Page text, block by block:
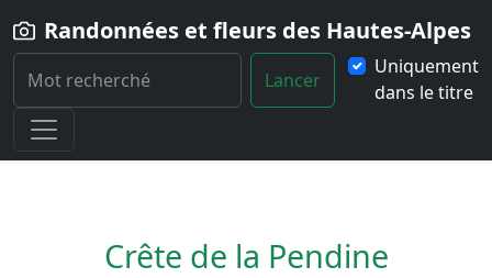
Randonnées et fleurs des Hautes-Alpes
Lancer
Uniquement
dans le titre
Home
Randonnée Crete-de-la-Pendine
Crête de la Pendine